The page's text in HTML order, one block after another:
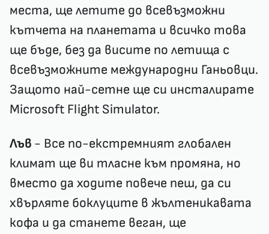
места, ще летите до всевъзможни
кътчета на планетата и всичко това
ще бъде, без да висите по летища с
всевъзможните международни Ганьовци.
Защото най-сетне ще си инсталирате
Microsoft Flight Simulator.
Лъв - Все по-екстремният глобален
климат ще ви тласне към промяна, но
вместо да ходите повече пеш, да си
хвърляте боклуците в жълтеникавата
кофа и да станете веган, ще